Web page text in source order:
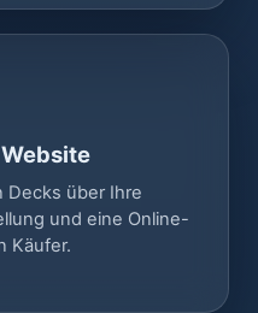
Decks über Ihre
und eine Online-
Käufer.